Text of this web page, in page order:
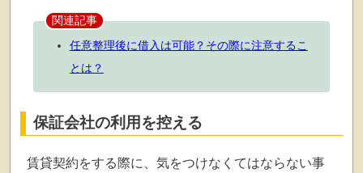
関連記事
任意整理後に借入は可能？その際に注意するこ
とは？
保証会社の利用を控える
賃貸契約をする際に、気をつけなくてはならない事